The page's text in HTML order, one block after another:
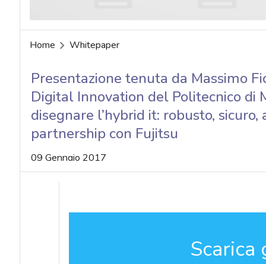
Home Whitepaper
Presentazione tenuta da Massimo
Digital Innovation del Politecnico di
disegnare l’hybrid it: robusto,
partnership con Fujitsu
09 Gennaio 2017
Scarica